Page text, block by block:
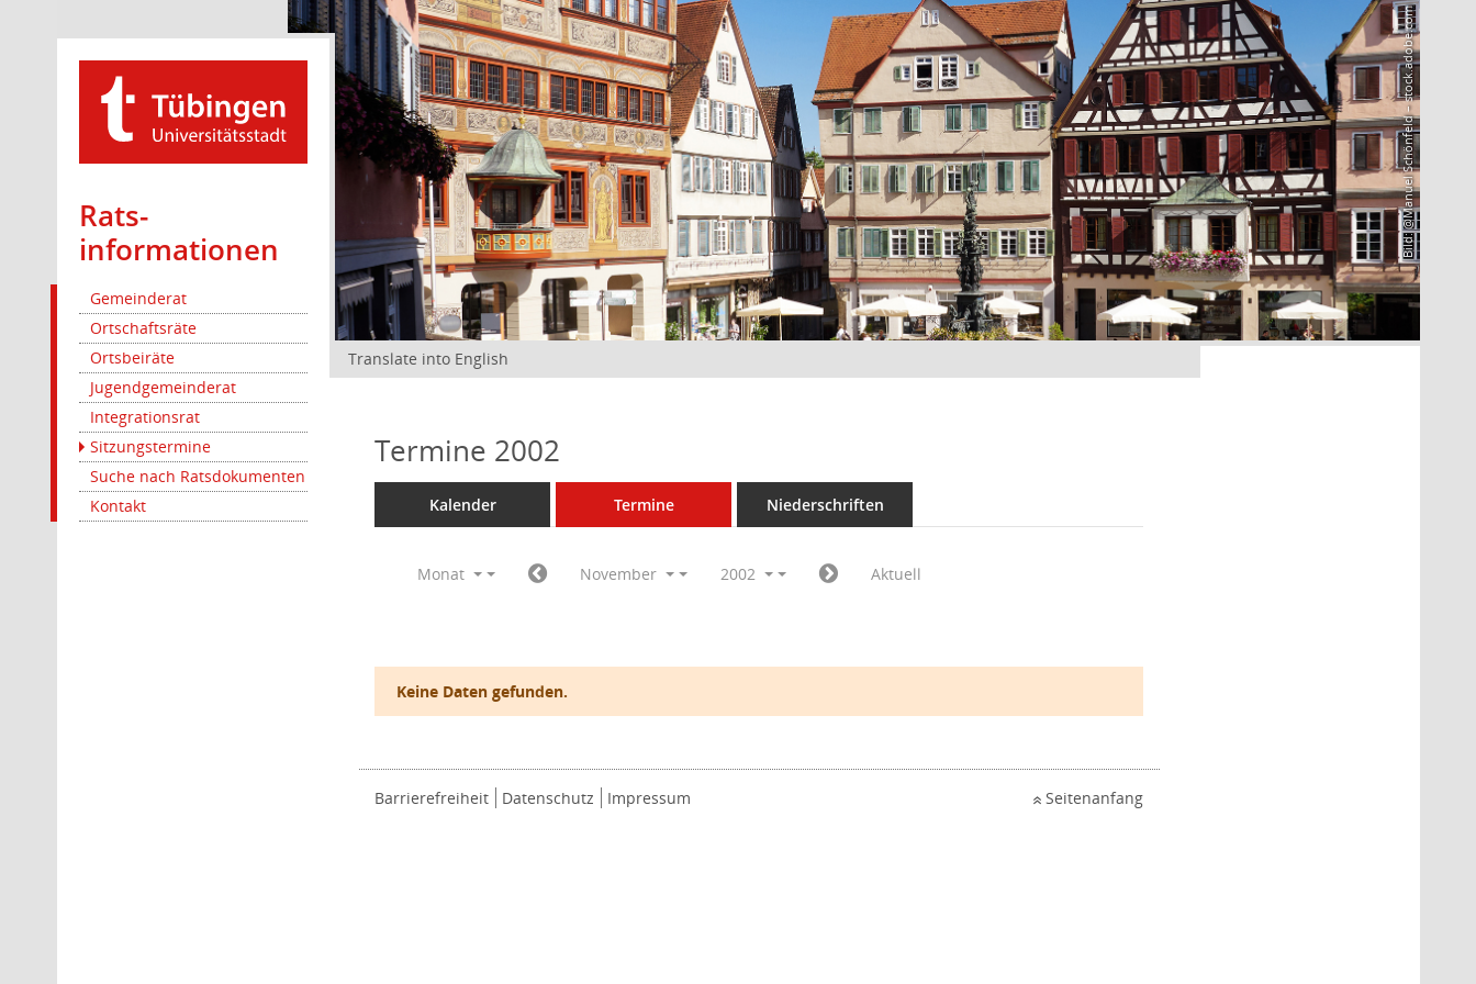
Rats­
informationen
Gemeinderat
Ortschaftsräte
Ortsbeiräte
Jugendgemeinderat
Integrationsrat
Sitzungstermine
Suche nach Ratsdokumenten
Kontakt
Bild: @Manuel Schönfeld – stock.adobe.com
Translate into English
Termine 2002
Kalender Termine Niederschriften
Monat November 2002 Aktuell
Keine Daten gefunden.
Barrierefreiheit Datenschutz Impressum Seitenanfang